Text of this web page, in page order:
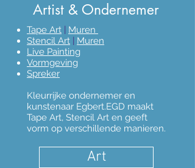
Artist & Ondernemer
Tape Art | Muren
Stencil Art ​ | Muren
Live Painting
Vormgeving
Spreker
Kleurrijke ondernemer en
kunstenaar Egbert.EGD maakt
Tape Art, Stencil Art en geeft
vorm op verschillende manieren.
Art